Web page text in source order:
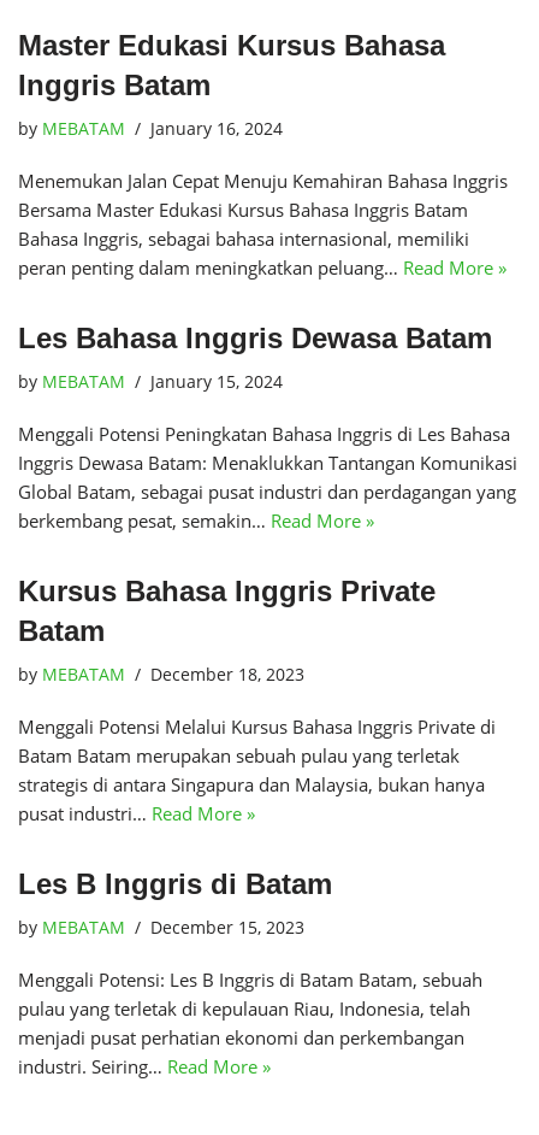
Master Edukasi Kursus Bahasa
Inggris Batam
by MEBATAM January 16, 2024
Menemukan Jalan Cepat Menuju Kemahiran Bahasa Inggris
Bersama Master Edukasi Kursus Bahasa Inggris Batam
Bahasa Inggris, sebagai bahasa internasional, memiliki
peran penting dalam meningkatkan peluang… Read More »
Les Bahasa Inggris Dewasa Batam
by MEBATAM January 15, 2024
Menggali Potensi Peningkatan Bahasa Inggris di Les Bahasa
Inggris Dewasa Batam: Menaklukkan Tantangan Komunikasi
Global Batam, sebagai pusat industri dan perdagangan yang
berkembang pesat, semakin… Read More »
Kursus Bahasa Inggris Private
Batam
by MEBATAM December 18, 2023
Menggali Potensi Melalui Kursus Bahasa Inggris Private di
Batam Batam merupakan sebuah pulau yang terletak
strategis di antara Singapura dan Malaysia, bukan hanya
pusat industri… Read More »
Les B Inggris di Batam
by MEBATAM December 15, 2023
Menggali Potensi: Les B Inggris di Batam Batam, sebuah
pulau yang terletak di kepulauan Riau, Indonesia, telah
menjadi pusat perhatian ekonomi dan perkembangan
industri. Seiring… Read More »